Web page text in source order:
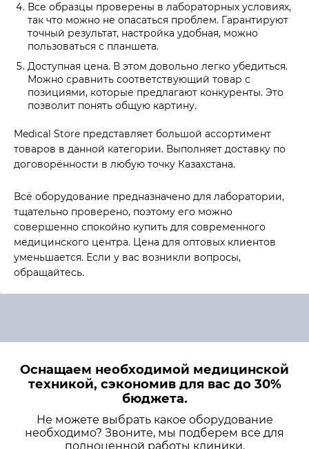
Все образцы проверены в лабораторных условиях,
так что можно не опасаться проблем. Гарантируют
точный результат, настройка удобная, можно
пользоваться с планшета.
Доступная цена. В этом довольно легко убедиться.
Можно сравнить соответствующий товар с
позициями, которые предлагают конкуренты. Это
позволит понять общую картину.
Medical Store представляет большой ассортимент
товаров в данной категории. Выполняет доставку по
договорённости в любую точку Казахстана.
Всё оборудование предназначено для лаборатории,
тщательно проверено, поэтому его можно
совершенно спокойно купить для современного
медицинского центра. Цена для оптовых клиентов
уменьшается. Если у вас возникли вопросы,
обращайтесь.
Оснащаем необходимой медицинской
техникой, сэкономив для вас до 30%
бюджета.
Не можете выбрать какое оборудование
необходимо? Звоните, мы подберем все для
полноценной работы клиники.